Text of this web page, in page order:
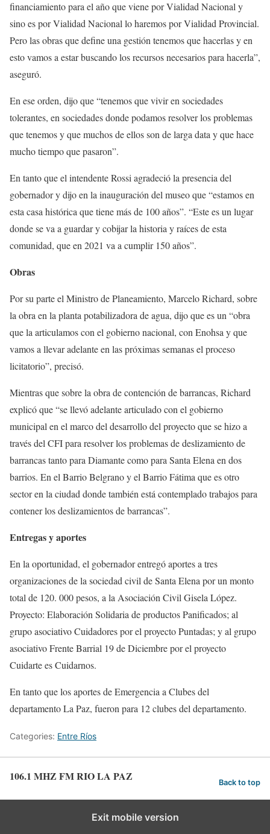
financiamiento para el año que viene por Vialidad Nacional y
sino es por Vialidad Nacional lo haremos por Vialidad Provincial.
Pero las obras que define una gestión tenemos que hacerlas y en
esto vamos a estar buscando los recursos necesarios para hacerla”,
aseguró.
En ese orden, dijo que “tenemos que vivir en sociedades
tolerantes, en sociedades donde podamos resolver los problemas
que tenemos y que muchos de ellos son de larga data y que hace
mucho tiempo que pasaron”.
En tanto que el intendente Rossi agradeció la presencia del
gobernador y dijo en la inauguración del museo que “estamos en
esta casa histórica que tiene más de 100 años”. “Este es un lugar
donde se va a guardar y cobijar la historia y raíces de esta
comunidad, que en 2021 va a cumplir 150 años”.
Obras
Por su parte el Ministro de Planeamiento, Marcelo Richard, sobre
la obra en la planta potabilizadora de agua, dijo que es un “obra
que la articulamos con el gobierno nacional, con Enohsa y que
vamos a llevar adelante en las próximas semanas el proceso
licitatorio”, precisó.
Mientras que sobre la obra de contención de barrancas, Richard
explicó que “se llevó adelante articulado con el gobierno
municipal en el marco del desarrollo del proyecto que se hizo a
través del CFI para resolver los problemas de deslizamiento de
barrancas tanto para Diamante como para Santa Elena en dos
barrios. En el Barrio Belgrano y el Barrio Fátima que es otro
sector en la ciudad donde también está contemplado trabajos para
contener los deslizamientos de barrancas”.
Entregas y aportes
En la oportunidad, el gobernador entregó aportes a tres
organizaciones de la sociedad civil de Santa Elena por un monto
total de 120. 000 pesos, a la Asociación Civil Gisela López.
Proyecto: Elaboración Solidaria de productos Panificados; al
grupo asociativo Cuidadores por el proyecto Puntadas; y al grupo
asociativo Frente Barrial 19 de Diciembre por el proyecto
Cuidarte es Cuidarnos.
En tanto que los aportes de Emergencia a Clubes del
departamento La Paz, fueron para 12 clubes del departamento.
Categories: Entre Ríos
106.1 MHZ FM RIO LA PAZ Back to top
Exit mobile version